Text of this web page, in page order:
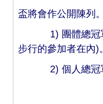
盃將會作公開陳列
1) 團體總冠軍
步行的參加者在內)
2) 個人總冠軍